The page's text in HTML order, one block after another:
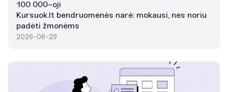
100 000-oji
Kursuok.lt bendruomenės narė: mokausi, nes noriu
padėti žmonėms
2026-06-29